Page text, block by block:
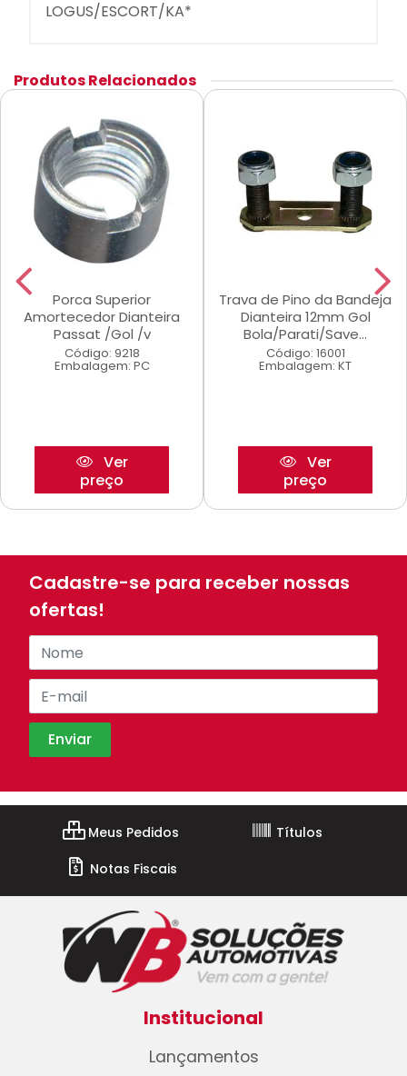
LOGUS/ESCORT/KA*
Produtos Relacionados
Porca Superior
Amortecedor Dianteira
Passat /Gol /v
Código: 9218
Embalagem: PC
Ver
preço
Trava de Pino da Bandeja
Dianteira 12mm Gol
Bola/Parati/Save...
Código: 16001
Embalagem: KT
Ver
preço
Cadastre-se para receber nossas
ofertas!
Meus Pedidos
Títulos
Notas Fiscais
Institucional
Lançamentos